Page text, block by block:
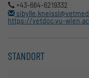
+43-664-6219332
STANDORT